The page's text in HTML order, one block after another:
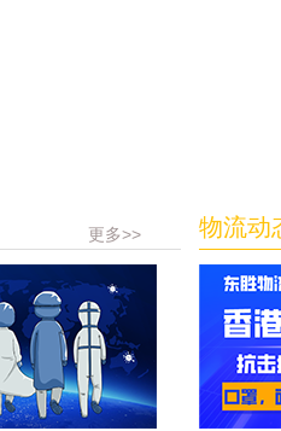
更多>> 物流动